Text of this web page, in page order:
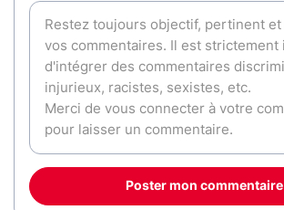
Poster mon commentaire